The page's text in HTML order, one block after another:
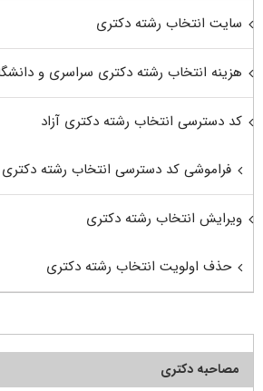
سایت انتخاب رشته دکتری
هزینه انتخاب رشته دکتری سراسری و
کد دسترسی انتخاب رشته دکتری آزاد
فراموشی کد دسترسی انتخاب رشته دکتری
ویرایش انتخاب رشته دکتری
حذف اولویت انتخاب رشته دکتری
مصاحبه دکتری